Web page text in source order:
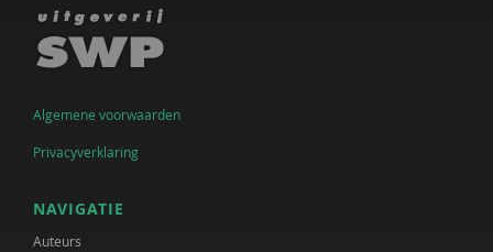
Algemene voorwaarden
Privacyverklaring
NAVIGATIE
Auteurs